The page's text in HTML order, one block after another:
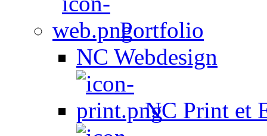
Portfolio
NC Webdesign
NC Print et